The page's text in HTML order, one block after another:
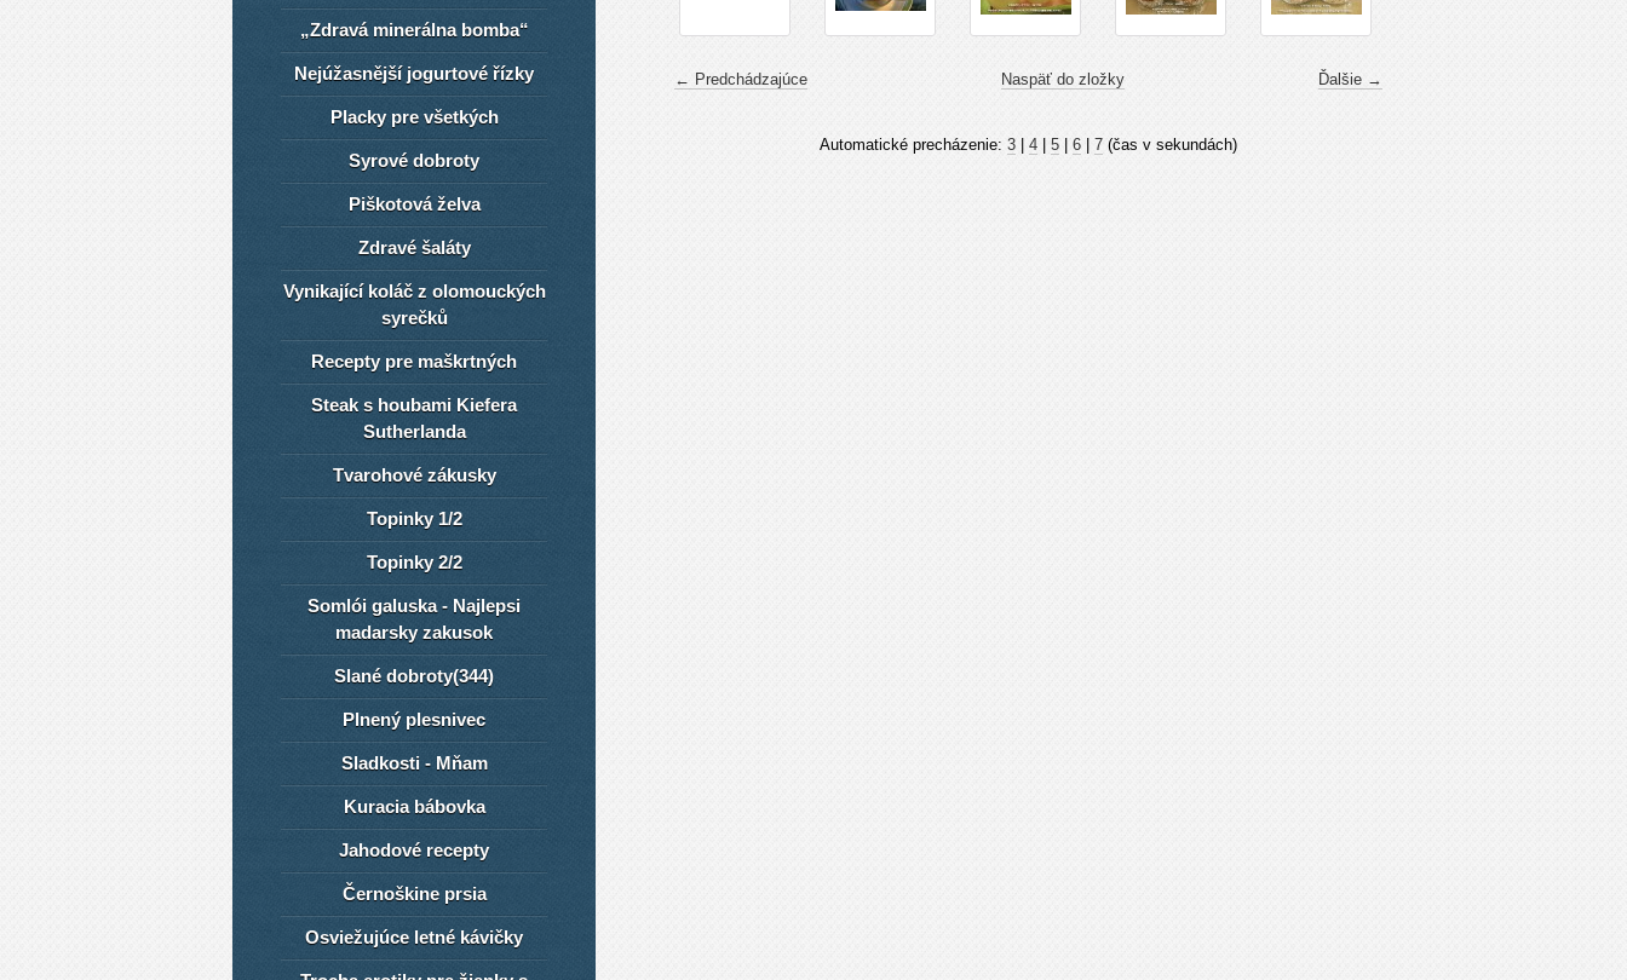
← Predchádzajúce Ďalšie →
Naspäť do zložky
Automatické precházenie: 3 4 5 6 7 (čas v sekundách)
„Zdravá minerálna bomba“
Nejúžasnější jogurtové řízky
Placky pre všetkých
Syrové dobroty
Piškotová želva
Zdravé šaláty
Vynikající koláč z olomouckých
syrečků
Recepty pre maškrtných
Steak s houbami Kiefera
Sutherlanda
Tvarohové zákusky
Topinky 1/2
Topinky 2/2
Somlói galuska - Najlepsi
madarsky zakusok
Slané dobroty(344)
Plnený plesnivec
Sladkosti - Mňam
Kuracia bábovka
Jahodové recepty
Černoškine prsia
Osviežujúce letné kávičky